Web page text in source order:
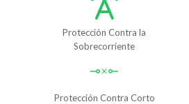
Protección Contra la
Sobrecorriente
Protección Contra Corto